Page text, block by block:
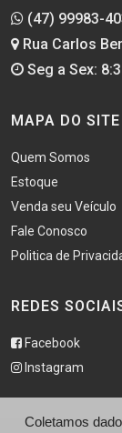
(47) 99983-
Rua Carlos
Seg a Sex:
MAPA DO SITE
Quem Somos
Estoque
Venda seu Veículo
Fale Conosco
Politica de
REDES
Facebook
Instagram
Coletamos